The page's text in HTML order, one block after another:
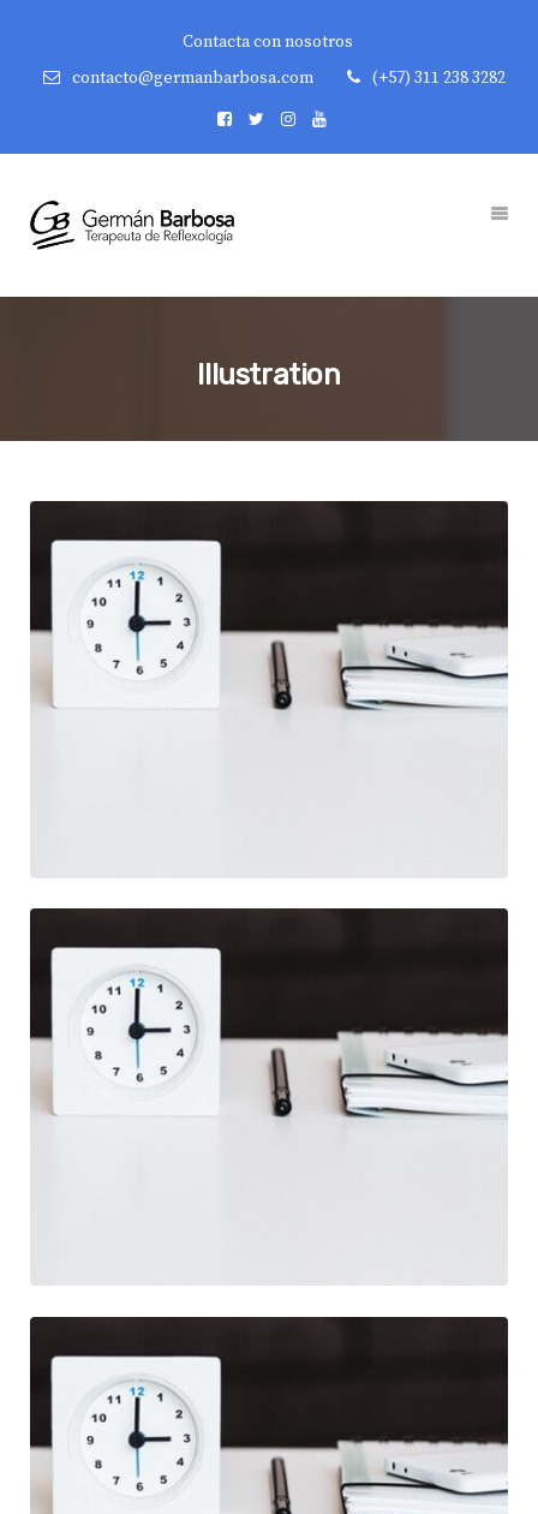
Contacta con nosotros
contacto@germanbarbosa.com
(+57) 311 238 3282
Illustration
Branding Illustration
Illustration
Illustration